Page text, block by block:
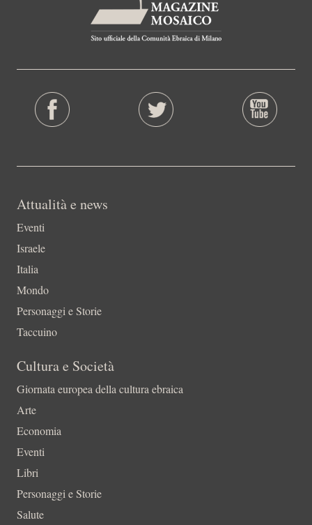
Attualità e news
Eventi
Israele
Italia
Mondo
Personaggi e Storie
Taccuino
Cultura e Società
Giornata europea della cultura ebraica
Arte
Economia
Eventi
Libri
Personaggi e Storie
Salute